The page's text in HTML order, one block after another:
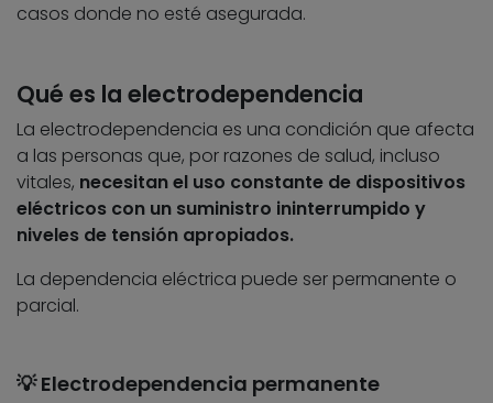
casos donde no esté asegurada.
Qué es la electrodependencia
La electrodependencia es una condición que afecta
a las personas que, por razones de salud, incluso
vitales, necesitan el uso constante de dispositivos
eléctricos con un suministro ininterrumpido y
niveles de tensión apropiados.
La dependencia eléctrica puede ser permanente o
parcial.
💡 Electrodependencia permanente